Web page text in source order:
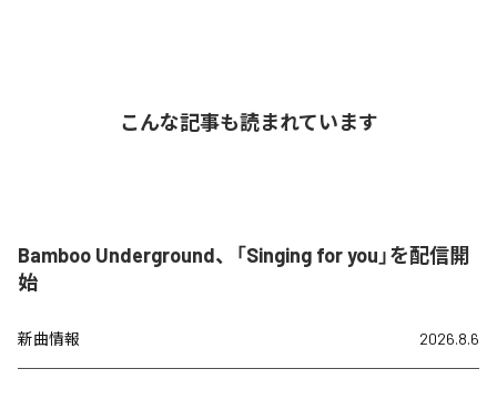
こんな記事も読まれています
Bamboo Underground、「Singing for you」を配信開
始
新曲情報 2026.8.6